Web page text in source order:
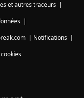
et autres traceurs|
|
| Notifications |